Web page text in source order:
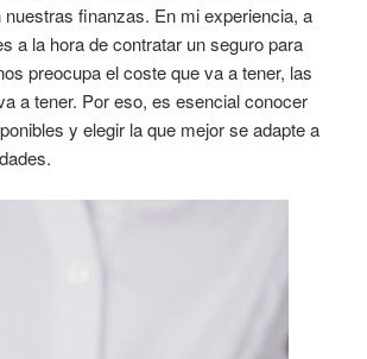
nuestras finanzas. En mi experiencia, a
a la hora de contratar un seguro para
preocupa el coste que va a tener, las
a tener. Por eso, es esencial conocer
y elegir la que mejor se adapte a